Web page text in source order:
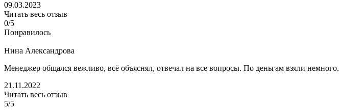
09.03.2023
Читать весь отзыв
0/5
Понравилось
Нина Александрова
Менеджер общался вежливо, всё объяснял, отвечал на все вопросы. По деньгам взяли немного.
21.11.2022
Читать весь отзыв
5/5